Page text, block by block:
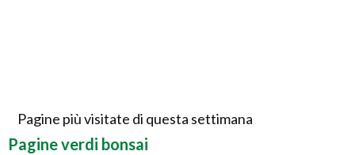
Pagine più visitate di questa settimana
Pagine verdi bonsai